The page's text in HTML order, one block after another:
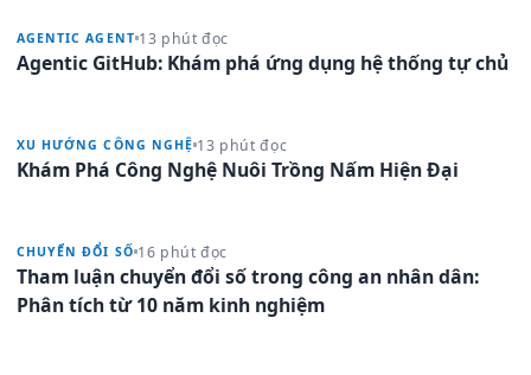
AGENTIC AGENT 13 phút đọc
Agentic GitHub: Khám phá ứng dụng hệ thống tự chủ
XU HƯỚNG CÔNG NGHỆ 13 phút đọc
Khám Phá Công Nghệ Nuôi Trồng Nấm Hiện Đại
CHUYỂN ĐỔI SỐ 16 phút đọc
Tham luận chuyển đổi số trong công an nhân dân:
Phân tích từ 10 năm kinh nghiệm